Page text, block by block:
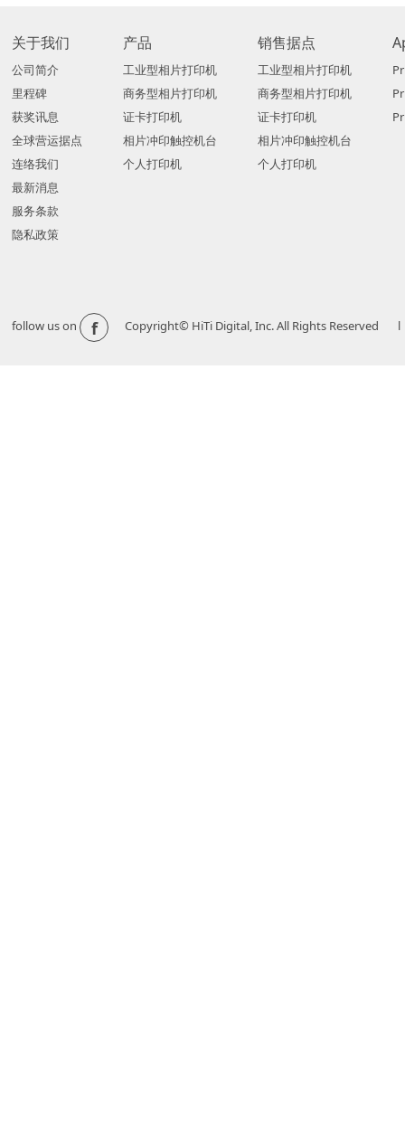
关于我们
公司简介
里程碑
获奖讯息
全球营运据点
连络我们
最新消息
服务条款
隐私政策
产品
工业型相片打印机
商务型相片打印机
证卡打印机
相片冲印触控机台
个人打印机
销售据点
工业型相片打印机
商务型相片打印机
证卡打印机
相片冲印触控机台
个人打印机
follow us on f Copyright© HiTi Digital, Inc. All Rights Reserved l